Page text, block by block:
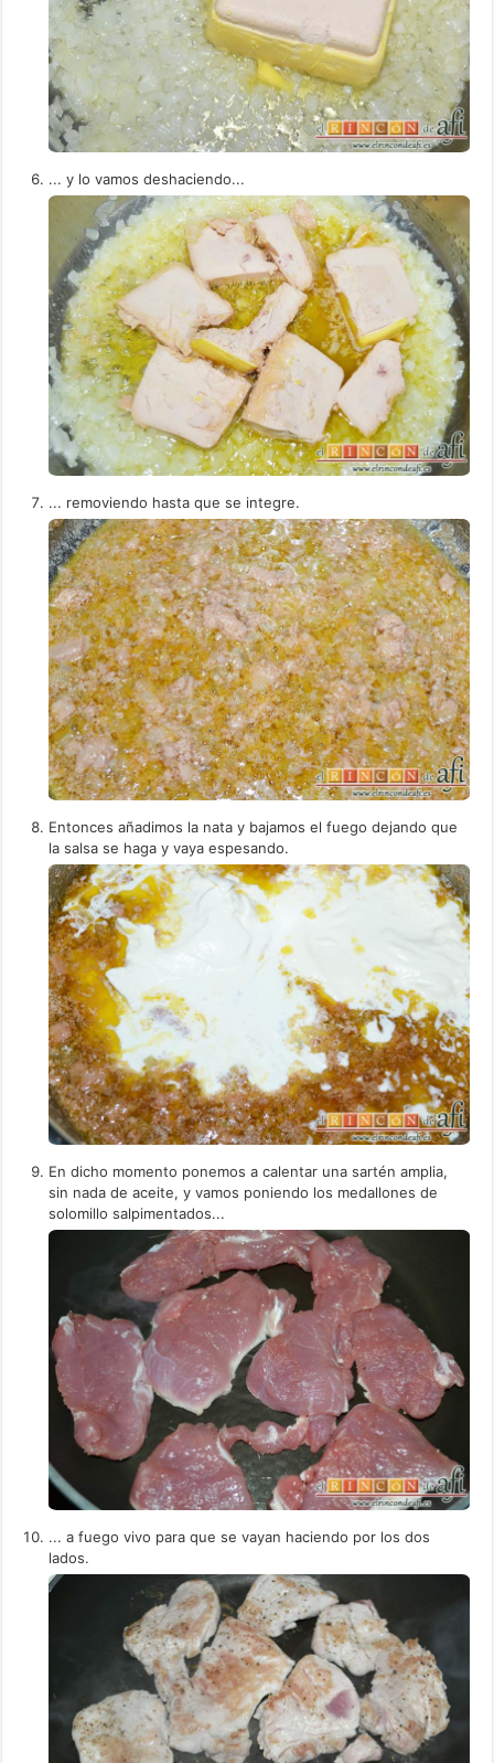
... y lo vamos deshaciendo...
... removiendo hasta que se integre.
Entonces añadimos la nata y bajamos el fuego dejando que
la salsa se haga y vaya espesando.
En dicho momento ponemos a calentar una sartén amplia,
sin nada de aceite, y vamos poniendo los medallones de
solomillo salpimentados...
... a fuego vivo para que se vayan haciendo por los dos
lados.